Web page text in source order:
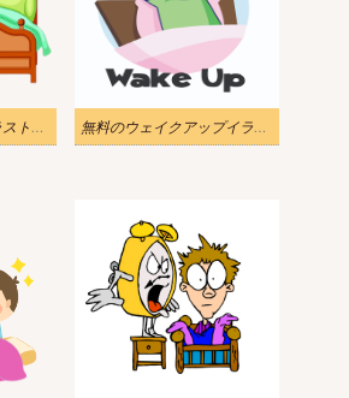
女の子の目覚めのイラストPNG 無料のウェイクアップイラスト